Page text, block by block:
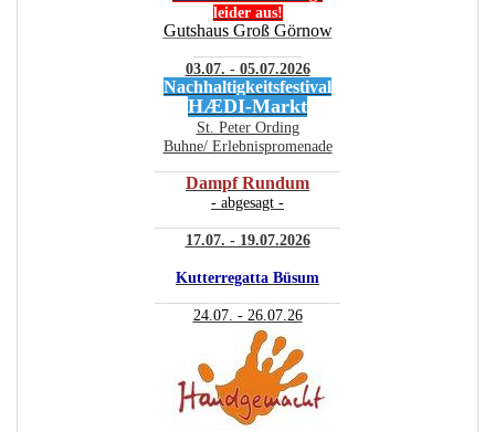
leider aus!
Gutshaus Groß Görnow
03.07. - 05.07.2026
Nachhaltigkeitsfestival
HÆDI-Markt
St. Peter Ording
Buhne/ Erlebnispromenade
Dampf Rundum
- abgesagt -
17.07. - 19.07.2026
Kutterregatta Büsum
24.07. - 26.07.26